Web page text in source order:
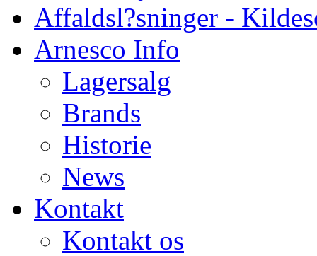
Affaldsl?sninger -
Arnesco Info
Lagersalg
Brands
Historie
News
Kontakt
Kontakt os